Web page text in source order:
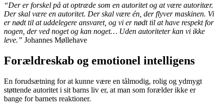
“Der er forskel på at optræde som en autoritet og at være autoritær.
Der skal være en autoritet. Der skal være én, der flyver maskinen. Vi
er nødt til at uddelegere ansvaret, og vi er nødt til at have respekt for
nogen, der ved noget og kan noget… Uden autoriteter kan vi ikke
leve.” Johannes Møllehave
Forældreskab og emotionel intelligens
En forudsætning for at kunne være en tålmodig, rolig og ydmygt
støttende autoritet i sit barns liv er, at man som forælder ikke er
bange for barnets reaktioner.